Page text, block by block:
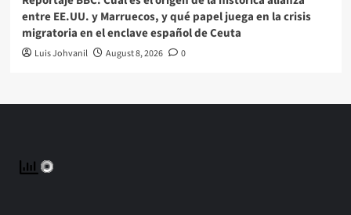
entre EE.UU. y Marruecos, y qué papel juega en la crisis
migratoria en el enclave español de Ceuta
Luis Johvanil August 8, 2026 0